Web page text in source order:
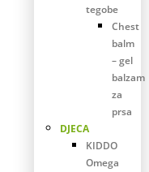
tegobe
Chest
balm
– gel
balzam
za
prsa
DJECA
KIDDO
Omega